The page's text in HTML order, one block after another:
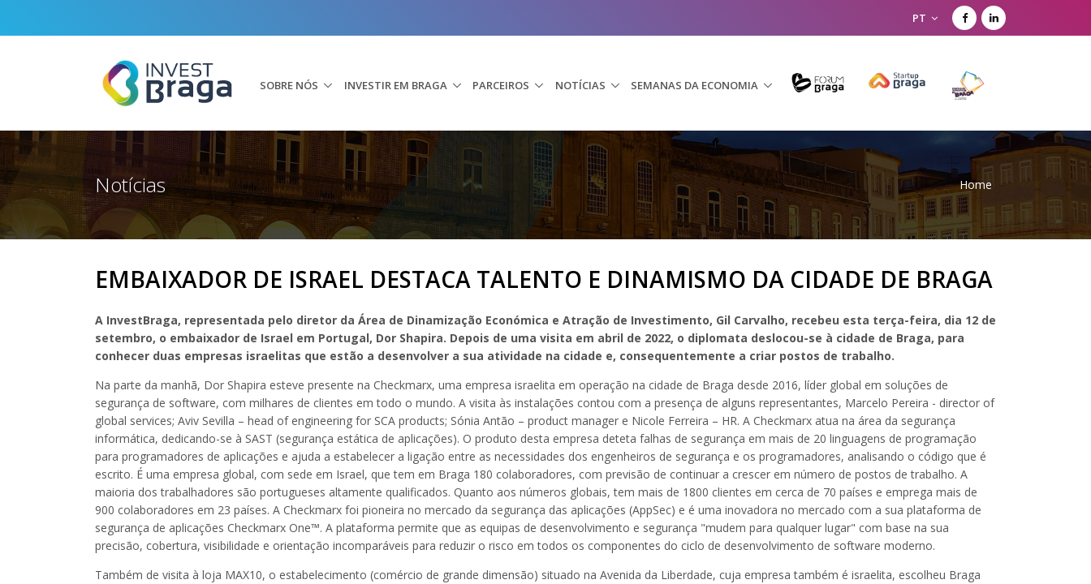
PT
SOBRE NÓS INVESTIR EM BRAGA PARCEIROS NOTÍCIAS SEMANAS DA ECONOMIA
Notícias Home
EMBAIXADOR DE ISRAEL DESTACA TALENTO E DINAMISMO DA CIDADE DE BRAGA
A InvestBraga, representada pelo diretor da Área de Dinamização Económica e Atração de Investimento, Gil Carvalho, recebeu esta terça-feira, dia 12 de
setembro, o embaixador de Israel em Portugal, Dor Shapira. Depois de uma visita em abril de 2022, o diplomata deslocou-se à cidade de Braga, para
conhecer duas empresas israelitas que estão a desenvolver a sua atividade na cidade e, consequentemente a criar postos de trabalho.
Na parte da manhã, Dor Shapira esteve presente na Checkmarx, uma empresa israelita em operação na cidade de Braga desde 2016, líder global em soluções de
segurança de software, com milhares de clientes em todo o mundo. A visita às instalações contou com a presença de alguns representantes, Marcelo Pereira - director of
global services; Aviv Sevilla – head of engineering for SCA products; Sónia Antão – product manager e Nicole Ferreira – HR. A Checkmarx atua na área da segurança
informática, dedicando-se à SAST (segurança estática de aplicações). O produto desta empresa deteta falhas de segurança em mais de 20 linguagens de programação
para programadores de aplicações e ajuda a estabelecer a ligação entre as necessidades dos engenheiros de segurança e os programadores, analisando o código que é
escrito. É uma empresa global, com sede em Israel, que tem em Braga 180 colaboradores, com previsão de continuar a crescer em número de postos de trabalho. A
maioria dos trabalhadores são portugueses altamente qualificados. Quanto aos números globais, tem mais de 1800 clientes em cerca de 70 países e emprega mais de
900 colaboradores em 23 países. A Checkmarx foi pioneira no mercado da segurança das aplicações (AppSec) e é uma inovadora no mercado com a sua plataforma de
segurança de aplicações Checkmarx One™. A plataforma permite que as equipas de desenvolvimento e segurança "mudem para qualquer lugar" com base na sua
precisão, cobertura, visibilidade e orientação incomparáveis para reduzir o risco em todos os componentes do ciclo de desenvolvimento de software moderno.
Também de visita à loja MAX10, o estabelecimento (comércio de grande dimensão) situado na Avenida da Liberdade, cuja empresa também é israelita, escolheu Braga